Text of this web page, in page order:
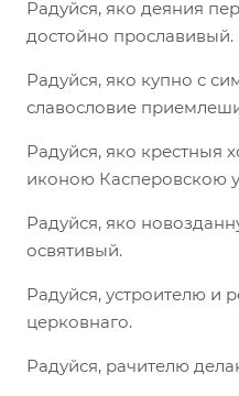
Радуйся, яко деяния
достойно прославивый.
Радуйся, яко купно с
славословие
Радуйся, яко крестныя
иконою Касперовскою
Радуйся, яко
освятивый.
Радуйся, устроителю и
церковнаго.
Радуйся, рачителю